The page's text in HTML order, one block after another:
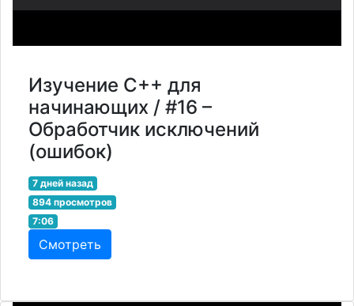
Изучение C++ для
начинающих / #16 –
Обработчик исключений
(ошибок)
7 дней назад
894 просмотров
7:06
Смотреть